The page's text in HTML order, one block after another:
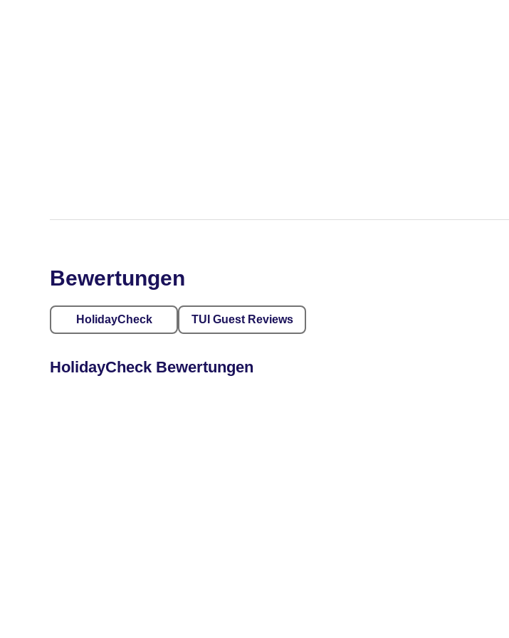
Bewertungen
HolidayCheck TUI Guest Reviews
HolidayCheck Bewertungen